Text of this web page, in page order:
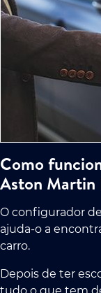
Como
Aston Martin
O configurador
ajuda-o a
carro.
Depois de ter